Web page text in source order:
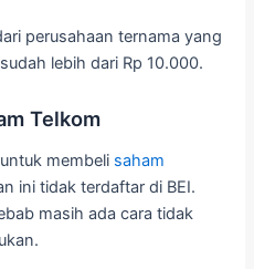
perusahaan ternama yang
lebih dari Rp 10.000.
Telkom
membeli saham
ini tidak terdaftar di BEI.
masih ada cara tidak